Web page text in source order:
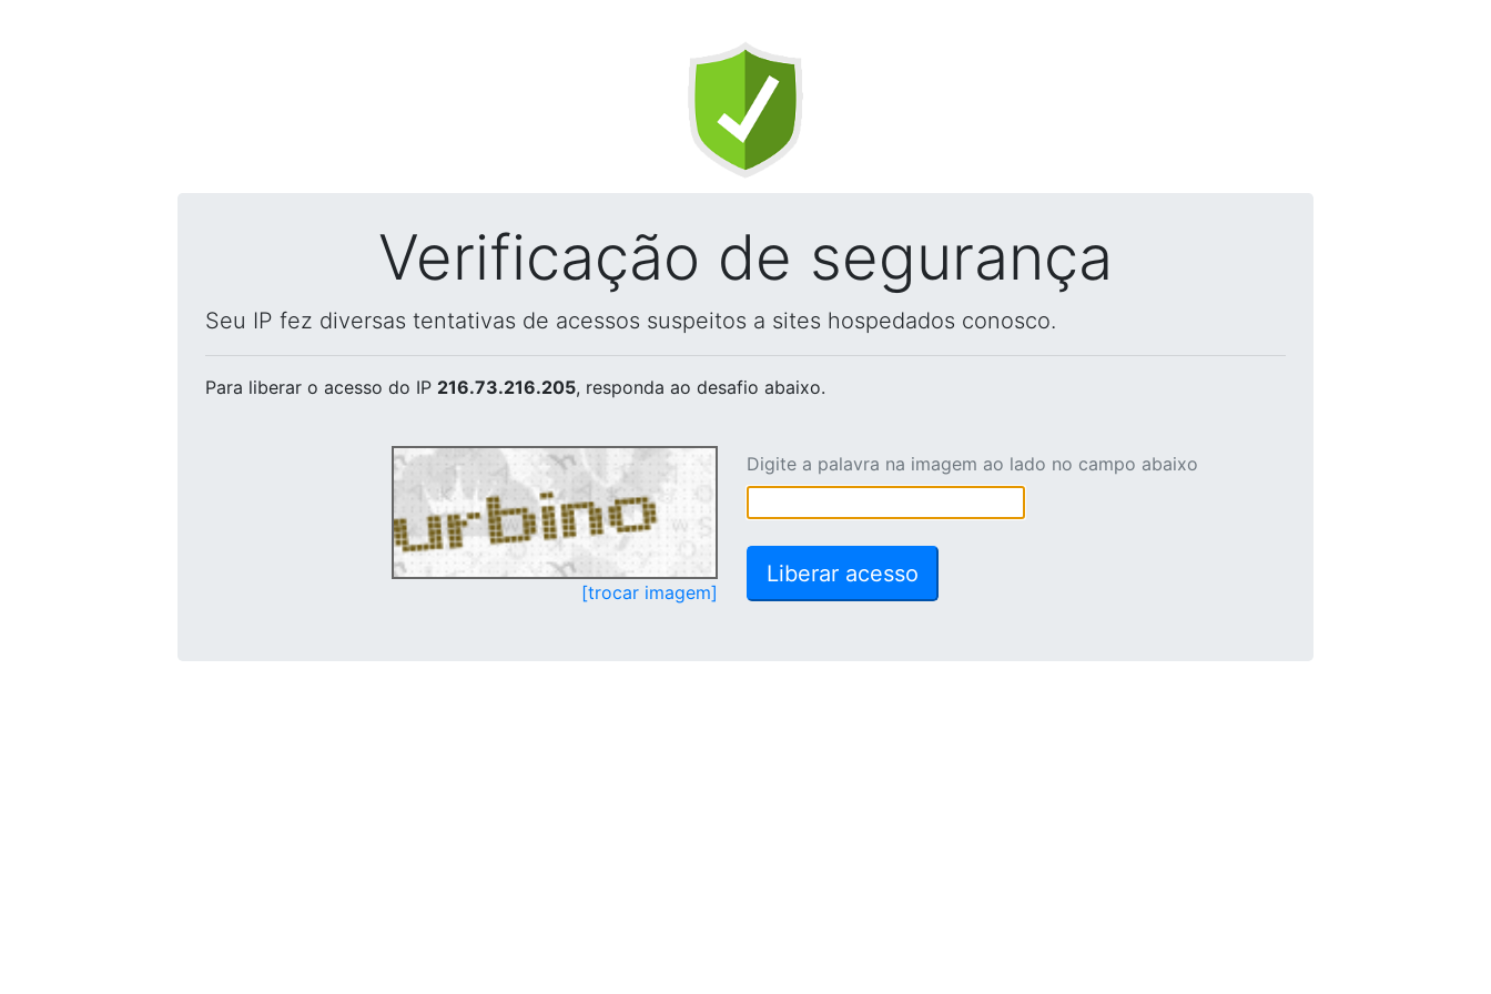
Verificação de segurança
Seu IP fez diversas tentativas de acessos suspeitos a sites hospedados conosco.
Para liberar o acesso do IP 216.73.216.205, responda ao desafio abaixo.
[trocar imagem]
Digite a palavra na imagem ao lado no campo abaixo